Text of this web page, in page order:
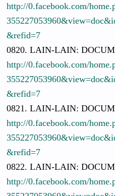
http://0.facebook.com/
355227053960&view=do
&refid=7
0820. LAIN-LAIN:
http://0.facebook.com/
355227053960&view=do
&refid=7
0821. LAIN-LAIN:
http://0.facebook.com/
355227053960&view=do
&refid=7
0822. LAIN-LAIN:
http://0.facebook.com/